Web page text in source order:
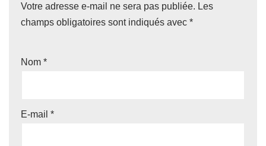
Votre adresse e-mail ne sera pas publiée. Les
champs obligatoires sont indiqués avec *
Nom *
E-mail *